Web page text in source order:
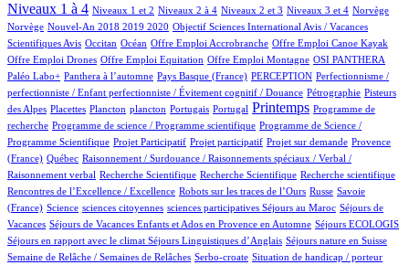
Niveaux 1 à 4
13/898 Niveaux 1 et 2
67/898 Niveaux 2 à 4
14/898 Niveaux 2 et 3
164/898 Niveaux 3 et 4
3/898 Norvège
3/898
Norvège
13/898 Nouvel-An 2018 2019 2020
1/898
Objectif Sciences International Avis / Vacances
Scientifiques Avis
7/898 Occitan
153/898 Océan
1/898 Offre Emploi Accrobranche
1/898 Offre Emploi Canoe Kayak
1/898
Offre Emploi Drones
1/898 Offre Emploi Equitation
1/898 Offre Emploi Montagne
81/898 OSI PANTHERA
90/898
Paléo Labo+
80/898 Panthera à l’automne
5/898 Pays Basque (France)
48/898 PERCEPTION
1/898
Perfectionnisme /
perfectionniste / Enfant perfectionniste / Évitement cognitif / Douance
9/898 Pétrographie
6/898
Pisteurs
des Alpes
3/898 Placettes
1/898 Plancton
1/898 plancton
12/898 Portugais
2/898 Portugal
403/898 Printemps
1/898
Programme de
recherche
1/898 Programme de science / Programme scientifique
2/898
Programme de Science /
Programme Scientifique
1/898 Projet Participatif
1/898 Projet participatif
16/898 Projet sur demande
73/898
Provence
(France)
6/898 Québec
1/898
Raisonnement / Surdouance / Raisonnements spéciaux / Verbal /
Raisonnement verbal
1/898 Recherche Scientifique
1/898 Recherche Scientifique
1/898 Recherche scientifique
1/898
Rencontres de l’Excellence / Excellence
4/898 Robots sur les traces de l’Ours
72/898 Russe
5/898
Savoie
(France)
10/898Science
1/898 sciences citoyennes
1/898 sciences participatives
3/898 Séjours au Maroc
70/898
Séjours de
Vacances
64/898 Séjours de Vacances Enfants et Ados en Provence en Automne
3/898 Séjours ECOLOGIS
22/898
Séjours en rapport avec le climat
81/898 Séjours Linguistiques d’Anglais
9/898 Séjours nature en Suisse
70/898
Semaine de Relâche / Semaines de Relâches
15/898 Serbo-croate
2/898
Situation de handicap / porteur